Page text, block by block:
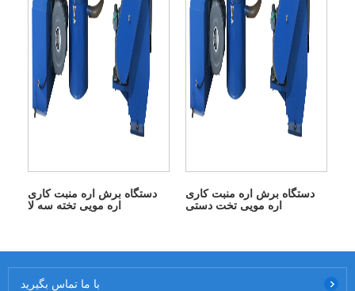
دستگاه برش اره منبت کاری
اره مویی تخته سه لا
دستگاه برش اره منبت کاری
اره مویی تخت دستی
با ما تماس بگیرید